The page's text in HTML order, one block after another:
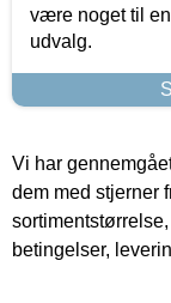
være noget til
udvalg.
Vi har
dem med stjerner
betingelser,